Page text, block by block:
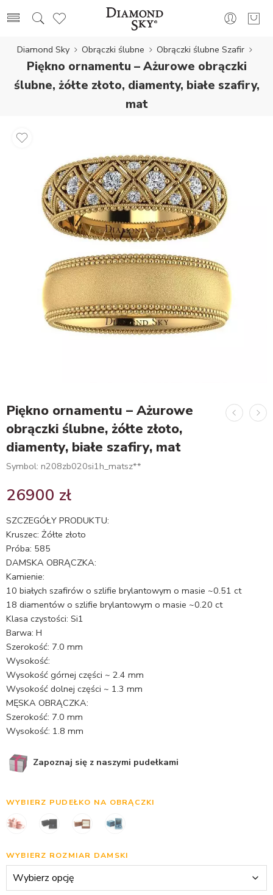
Diamond Sky Obrączki ślubne Obrączki ślubne Szafir
Piękno ornamentu – Ażurowe obrączki
ślubne, żółte złoto, diamenty, białe szafiry,
mat
Piękno ornamentu – Ażurowe
obrączki ślubne, żółte złoto,
diamenty, białe szafiry, mat
Symbol: n208zb020si1h_matsz**
26900 zł
SZCZEGÓŁY PRODUKTU:
Kruszec: Żółte złoto
Próba: 585
DAMSKA OBRĄCZKA:
Kamienie:
10 białych szafirów o szlifie brylantowym o masie ~0.51 ct
18 diamentów o szlifie brylantowym o masie ~0.20 ct
Klasa czystości: Si1
Barwa: H
Szerokość: 7.0 mm
Wysokość:
Wysokość górnej części ~ 2.4 mm
Wysokość dolnej części ~ 1.3 mm
MĘSKA OBRĄCZKA:
Szerokość: 7.0 mm
Wysokość: 1.8 mm
Zapoznaj się z naszymi pudełkami
WYBIERZ PUDEŁKO NA OBRĄCZKI
WYBIERZ ROZMIAR DAMSKI